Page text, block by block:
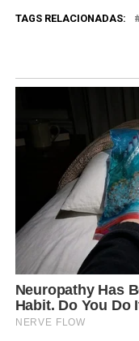
TAGS RELACIONADAS: